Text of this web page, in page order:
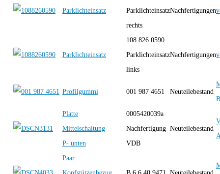
Parklichteinsatz
Parklichteinsatz
rechts
Nachfertigungen
Parklichteinsatz
108 826 0590
Parklichteinsatz
links
Nachfertigungen
Profilgummi 001 987 4651 Neuteilebestand
Platte
Mittelschaltung
P- unten
0005420039a
Nachfertigung
VDB
Neuteilebestand
Paar